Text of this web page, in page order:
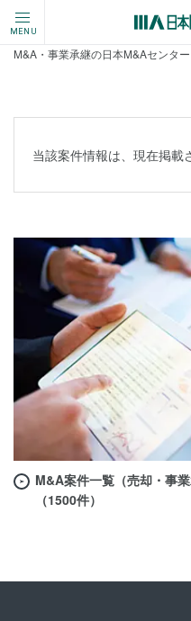
MENU
M&A・事業承継の日本M&Aセンター
当該案件情報は、現在掲載
M&A案件一覧（売却・事業
（1500件）